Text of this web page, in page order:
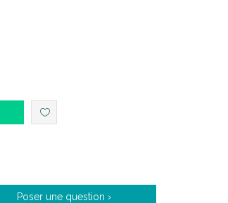
un lit
Poser une question ›